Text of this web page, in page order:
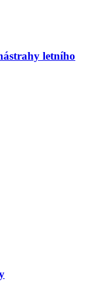
letního